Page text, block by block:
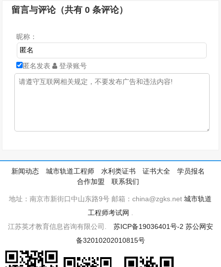
留言与评论（共有0 条评论）
昵称：
匿名发表 登录账号
新闻动态 城市轨道工程师 水利类证书 证书大全
学员报名
合作加盟
联系我们
地址：南京市新街口中山东路9号 邮箱：china@zgks.net城市轨道
工程师考试网
江苏英才教育信息咨询有限公司. 苏ICP备19036401号-2 苏公网安
备32010202010815号